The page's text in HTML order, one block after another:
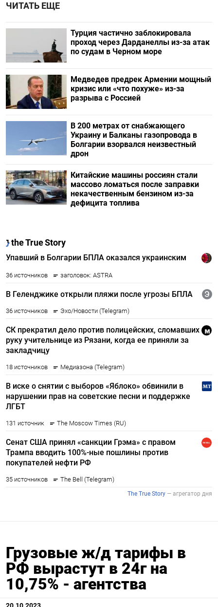
ЧИТАТЬ ЕЩЕ
Турция частично заблокировала
проход через Дарданеллы из-за атак
по судам в Черном море
Медведев предрек Армении мощный
кризис или «что похуже» из-за
разрыва с Россией
В 200 метрах от снабжающего
Украину и Балканы газопровода в
Болгарии взорвался неизвестный
дрон
Китайские машины россиян стали
массово ломаться после заправки
некачественным бензином из-за
дефицита топлива
Грузовые ж/д тарифы в
РФ вырастут в 24г на
10,75% - агентства